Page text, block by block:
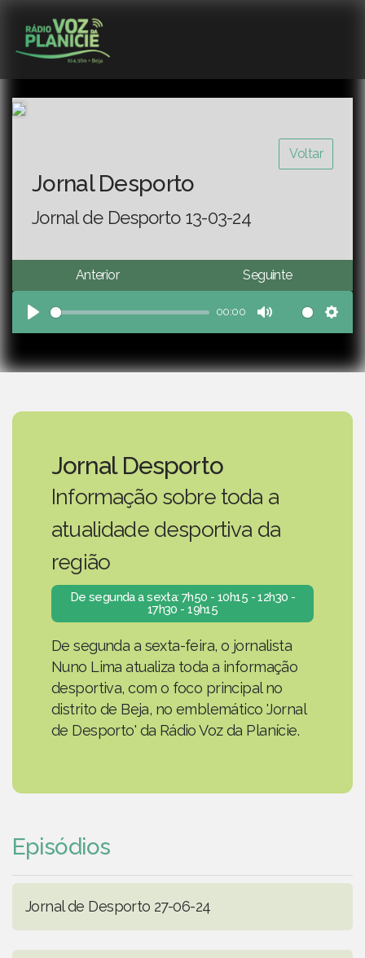
Voltar
Jornal Desporto
Jornal de Desporto 13-03-24
Anterior Seguinte
Play
00:00
Mute
Jornal Desporto
Informação sobre toda a
atualidade desportiva da
região
De segunda a sexta: 7h50 - 10h15 - 12h30 -
17h30 - 19h15
De segunda a sexta-feira, o jornalista
Nuno Lima atualiza toda a informação
desportiva, com o foco principal no
distrito de Beja, no emblemático 'Jornal
de Desporto' da Rádio Voz da Planície.
Episódios
Jornal de Desporto 27-06-24